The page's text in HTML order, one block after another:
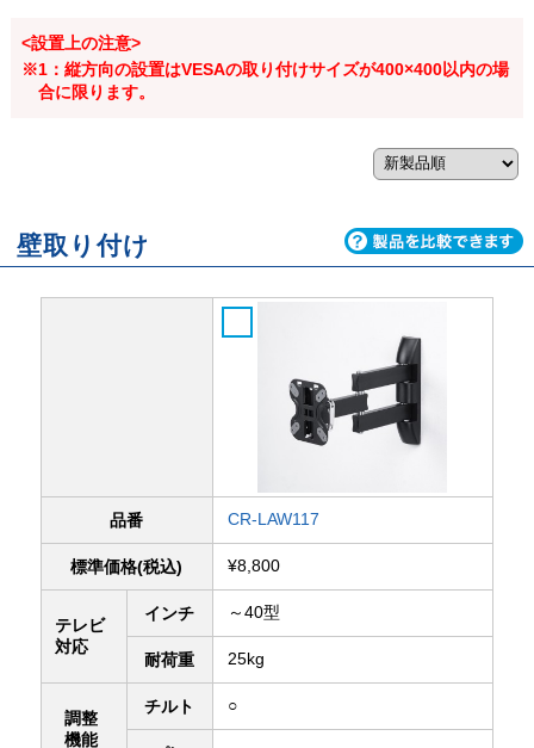
<設置上の注意>
※1：縦方向の設置はVESAの取り付けサイズが400×400以内の場
合に限ります。
壁取り付け
品番 CR-LAW117
標準価格(税込) ¥8,800
テレビ
対応
インチ ～40型
耐荷重 25kg
調整
機能
チルト ○